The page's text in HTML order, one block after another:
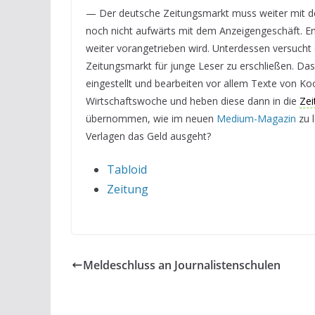
— Der deutsche Zeitungsmarkt muss weiter mit
noch nicht aufwärts mit dem Anzeigengeschäft.
weiter vorangetrieben wird. Unterdessen
Zeitungsmarkt für junge Leser zu erschließen.
eingestellt und bearbeiten vor allem Texte von
Wirtschaftswoche und heben diese dann in die
übernommen, wie im neuen Medium-Magazin zu
Verlagen das Geld ausgeht?
Tabloid
Zeitung
Meldeschluss an Journalistenschulen